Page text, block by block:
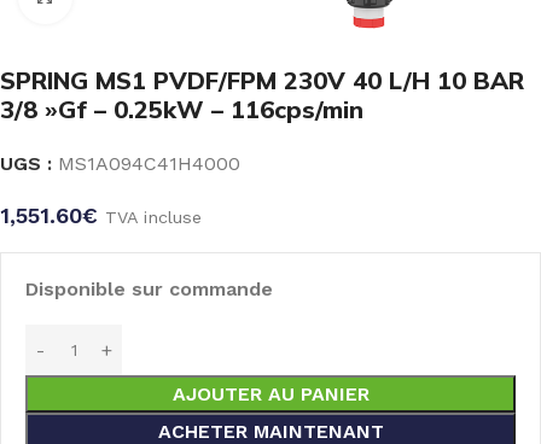
SPRING MS1 PVDF/FPM 230V 40 L/H 10 BAR
3/8 »Gf – 0.25kW – 116cps/min
UGS : MS1A094C41H4000
1,551.60€ TVA incluse
Disponible sur commande
AJOUTER AU PANIER
ACHETER MAINTENANT